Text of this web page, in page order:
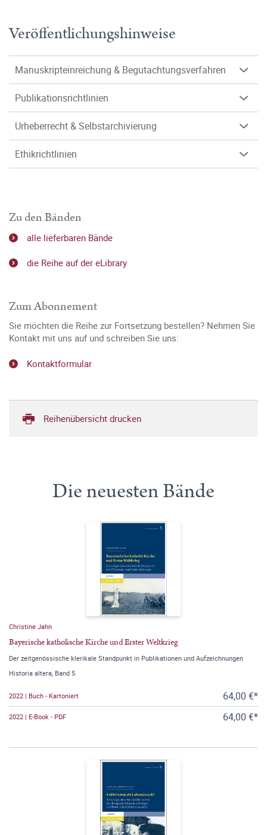
Veröffentlichungshinweise
Manuskripteinreichung & Begutachtungsverfahren
Publikationsrichtlinien
Urheberrecht & Selbstarchivierung
Ethikrichtlinien
Zu den Bänden
alle lieferbaren Bände
die Reihe auf der eLibrary
Zum Abonnement
Sie möchten die Reihe zur Fortsetzung bestellen? Nehmen Sie
Kontakt mit uns auf und schreiben Sie uns:
Kontaktformular
Reihenübersicht drucken
Die neuesten Bände
Christine Jahn
Bayerische katholische Kirche und Erster Weltkrieg
Der zeitgenössische klerikale Standpunkt in Publikationen und Aufzeichnungen
Historia altera, Band 5
2022 | Buch - Kartoniert 64,00 €*
2022 | E-Book - PDF 64,00 €*